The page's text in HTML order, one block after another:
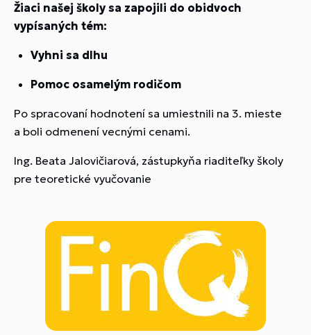
Žiaci našej školy sa zapojili do obidvoch
vypísaných tém:
Vyhni sa dlhu
Pomoc osamelým rodičom
Po spracovaní hodnotení sa umiestnili na 3. mieste
a boli odmenení vecnými cenami.
Ing. Beata Jalovičiarová, zástupkyňa riaditeľky školy
pre teoretické vyučovanie